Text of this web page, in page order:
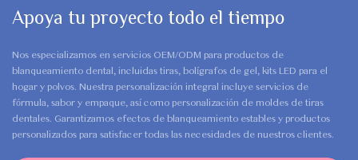
Apoya tu proyecto todo el tiempo
Nos especializamos en servicios OEM/ODM para productos de
blanqueamiento dental, incluidas tiras, bolígrafos de gel, kits LED para el
hogar y polvos. Nuestra personalización integral incluye servicios de
fórmula, sabor y empaque, así como personalización de moldes de tiras
dentales. Garantizamos efectos de blanqueamiento estables y productos
personalizados para satisfacer todas las necesidades de nuestros clientes.